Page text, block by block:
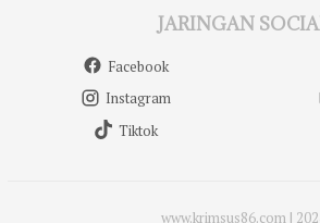
JARINGAN
Facebook
Instagram
Tiktok
www.krimsus86.com |